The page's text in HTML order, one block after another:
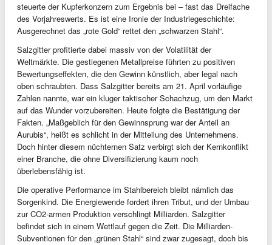
steuerte der Kupferkonzern zum Ergebnis bei – fast das Dreifache
des Vorjahreswerts. Es ist eine Ironie der Industriegeschichte:
Ausgerechnet das „rote Gold“ rettet den „schwarzen Stahl“.
Salzgitter profitierte dabei massiv von der Volatilität der
Weltmärkte. Die gestiegenen Metallpreise führten zu positiven
Bewertungseffekten, die den Gewinn künstlich, aber legal nach
oben schraubten. Dass Salzgitter bereits am 21. April vorläufige
Zahlen nannte, war ein kluger taktischer Schachzug, um den Markt
auf das Wunder vorzubereiten. Heute folgte die Bestätigung der
Fakten. „Maßgeblich für den Gewinnsprung war der Anteil an
Aurubis“, heißt es schlicht in der Mitteilung des Unternehmens.
Doch hinter diesem nüchternen Satz verbirgt sich der Kernkonflikt
einer Branche, die ohne Diversifizierung kaum noch
überlebensfähig ist.
Die operative Performance im Stahlbereich bleibt nämlich das
Sorgenkind. Die Energiewende fordert ihren Tribut, und der Umbau
zur CO2-armen Produktion verschlingt Milliarden. Salzgitter
befindet sich in einem Wettlauf gegen die Zeit. Die Milliarden-
Subventionen für den „grünen Stahl“ sind zwar zugesagt, doch bis